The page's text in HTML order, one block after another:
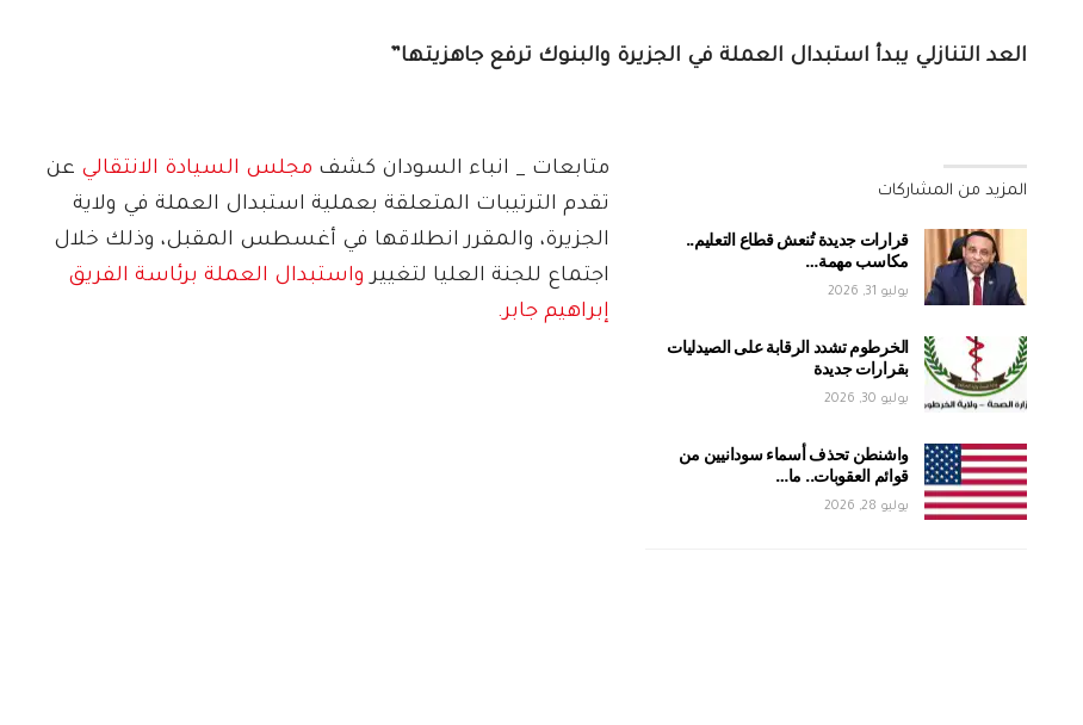
العد التنازلي يبدأ استبدال العملة في الجزيرة والبنوك ترفع جاهزيتها”
المزيد من المشاركات
قرارات جديدة تُنعش قطاع التعليم..
مكاسب مهمة…
يوليو 31, 2026
الخرطوم تشدد الرقابة على الصيدليات
بقرارات جديدة
يوليو 30, 2026
واشنطن تحذف أسماء سودانيين من
قوائم العقوبات.. ما…
يوليو 28, 2026
متابعات _ انباء السودان كشف مجلس السيادة الانتقالي عن
تقدم الترتيبات المتعلقة بعملية استبدال العملة في ولاية
الجزيرة، والمقرر انطلاقها في أغسطس المقبل، وذلك خلال
اجتماع للجنة العليا لتغيير واستبدال العملة برئاسة الفريق
إبراهيم جابر.